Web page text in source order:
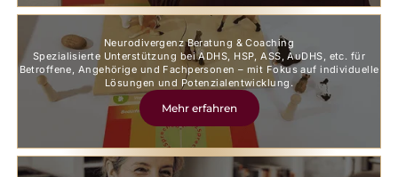
Neurodivergenz Beratung & Coaching
Spezialisierte Unterstützung bei ADHS, HSP, ASS, AuDHS, etc. für
Betroffene, Angehörige und Fachpersonen – mit Fokus auf individuelle
Lösungen und Potenzialentwicklung.
Mehr erfahren